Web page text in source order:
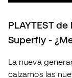
PLAYTEST
Superfly -
La nueva
calzamos las